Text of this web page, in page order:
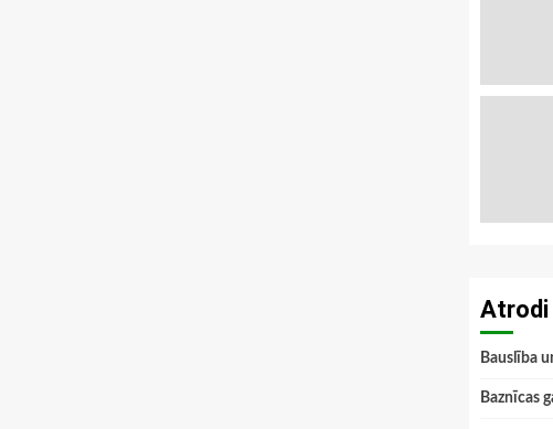
Atrodi
Bauslība
Baznīcas